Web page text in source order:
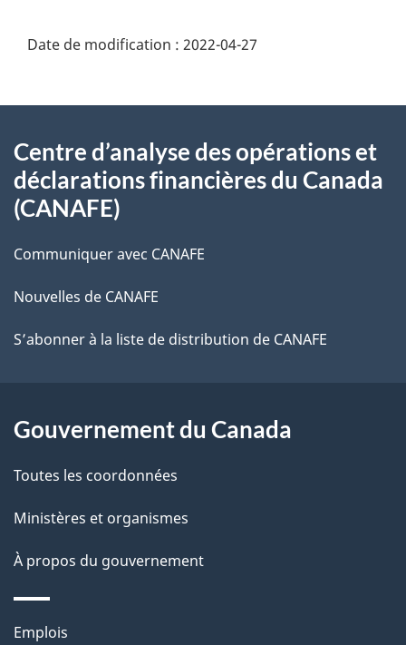
Date de modification : 2022-04-27
propos
de
ce
Centre d’analyse des opérations et
déclarations financières du Canada
(CANAFE)
Communiquer avec CANAFE
Nouvelles de CANAFE
S’abonner à la liste de distribution de CANAFE
Gouvernement du Canada
Toutes les coordonnées
Ministères et organismes
À propos du gouvernement
Thèmes
Emplois